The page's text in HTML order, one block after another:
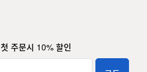
주문시 10% 할인